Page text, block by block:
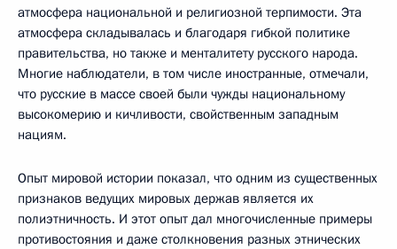
атмосфера национальной и религиозной терпимости. Эта
атмосфера складывалась и благодаря гибкой политике
правительства, но также и менталитету русского народа.
Многие наблюдатели, в том числе иностранные, отмечали,
что русские в массе своей были чужды национальному
высокомерию и кичливости, свойственным западным
нациям.
Опыт мировой истории показал, что одним из существенных
признаков ведущих мировых держав является их
полиэтничность. И этот опыт дал многочисленные примеры
противостояния и даже столкновения разных этнических